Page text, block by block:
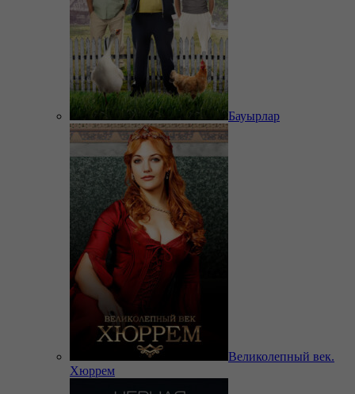
Бауырлар
Великолепный век.
Хюррем